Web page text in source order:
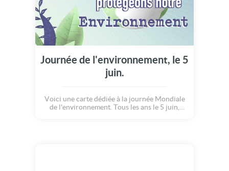
Journée de l'environnement, le 5
juin.
Voici une carte dédiée à la journée Mondiale
de l'environnement. Tous les ans le 5 juin,